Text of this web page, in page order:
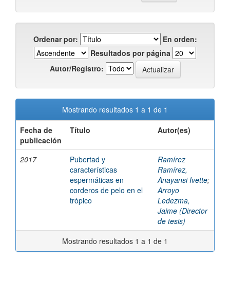
Ordenar por:
En orden:
Resultados por página
Autor/Registro:
Mostrando resultados 1 a 1 de 1
Fecha de
publicación
Título Autor(es)
2017
Pubertad y
características
espermáticas en
corderos de pelo en el
trópico
Ramírez
Ramírez,
Anayansi Ivette;
Arroyo
Ledezma,
Jaime (Director
de tesis)
Mostrando resultados 1 a 1 de 1